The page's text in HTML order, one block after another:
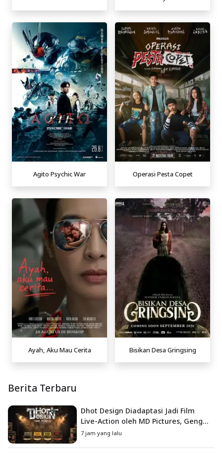
Agito Psychic War Operasi Pesta Copet
Ayah, Aku Mau Cerita Bisikan Desa Gringsing
Berita Terbaru
Dhot Design Diadaptasi Jadi Film
Live-Action oleh MD Pictures, Geng
4G Siap ke Layar Lebar
7 jam yang lalu